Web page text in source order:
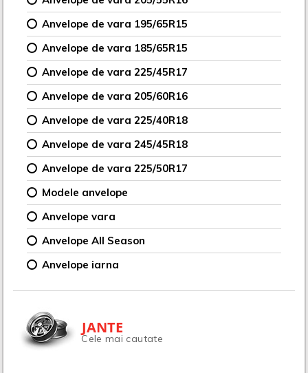
Anvelope de vara 195/65R15
Anvelope de vara 185/65R15
Anvelope de vara 225/45R17
Anvelope de vara 205/60R16
Anvelope de vara 225/40R18
Anvelope de vara 245/45R18
Anvelope de vara 225/50R17
Modele anvelope
Anvelope vara
Anvelope All Season
Anvelope iarna
JANTE
Cele mai cautate